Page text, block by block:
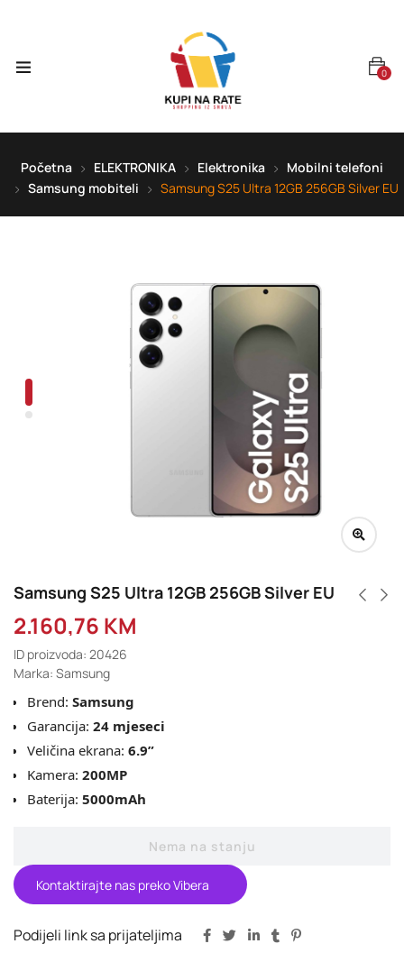
0
Početna ELEKTRONIKA Elektronika
Mobilni telefoni
Samsung mobiteli
Samsung S25 Ultra 12GB 256GB Silver EU
Samsung S25 Ultra 12GB 256GB Silver EU
2.160,76 KM
ID proizvoda: 20426
Marka: Samsung
Brend: Samsung
Garancija: 24 mjeseci
Veličina ekrana: 6.9”
Kamera: 200MP
Baterija: 5000mAh
Nema na stanju
Kontaktirajte nas preko Vibera
Podijeli link sa prijateljima